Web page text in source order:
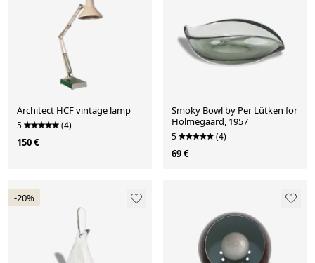
Architect HCF vintage lamp
5 (4)
150 €
Smoky Bowl by Per Lütken for
Holmegaard, 1957
5 (4)
69 €
-20%